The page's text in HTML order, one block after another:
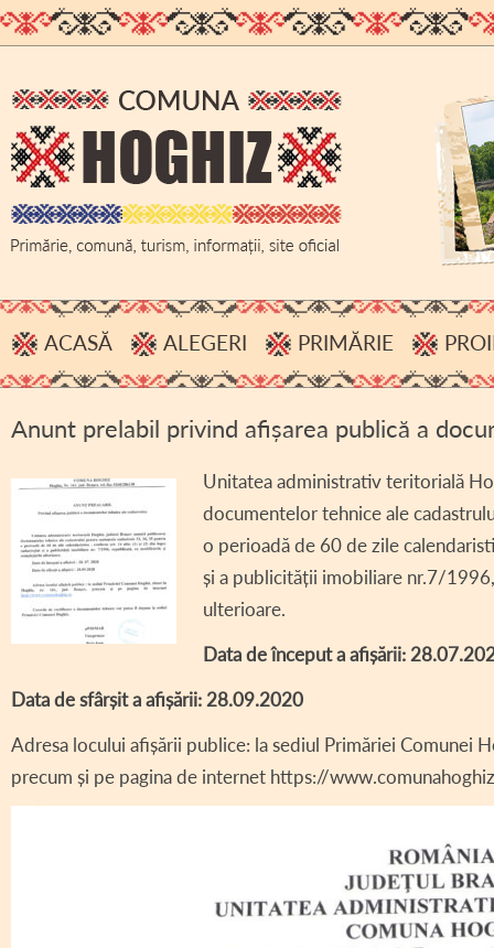
ACASĂ ALEGERI
PROCESE VERBALE, INFORMĂRI
HOTĂRÂRI B.E.C.
PRIMĂRIE
ADMINISTRAȚIE
BUGET
ACHIZIȚII PUBLICE
DECLARAȚII DE
REGULAMENT
COMITET LOCAL
PROIECT – COD
TRANSPARENȚĂ
AVIZE /
Anunt prelabil privind afișarea publică a
Unitatea administrativ teritorială
documentelor tehnice ale
o perioadă de 60 de zile
și a publicității imobiliare nr.7/
ulterioare.
Data de început a afișării:
Data de sfârșit a afișării: 28.09.2020
Adresa locului afișării publice: la sediul Primăriei Comunei
precum și pe pagina de internet https://